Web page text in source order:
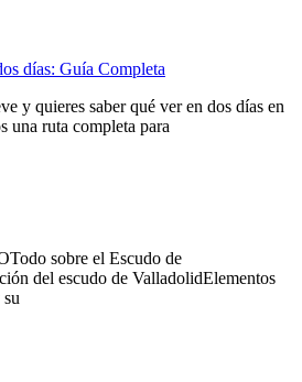
días: Guía Completa
y quieres saber qué ver en dos días en
una ruta completa para
sobre el Escudo de
del escudo de ValladolidElementos